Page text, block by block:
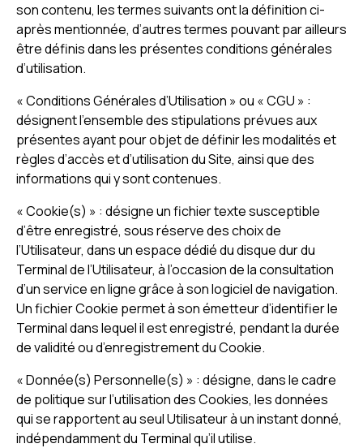
son contenu, les termes suivants ont la définition ci-
après mentionnée, d’autres termes pouvant par ailleurs
être définis dans les présentes conditions générales
d’utilisation.
« Conditions Générales d’Utilisation » ou « CGU » :
désignent l’ensemble des stipulations prévues aux
présentes ayant pour objet de définir les modalités et
règles d’accès et d’utilisation du Site, ainsi que des
informations qui y sont contenues.
« Cookie(s) » : désigne un fichier texte susceptible
d’être enregistré, sous réserve des choix de
l’Utilisateur, dans un espace dédié du disque dur du
Terminal de l’Utilisateur, à l’occasion de la consultation
d’un service en ligne grâce à son logiciel de navigation.
Un fichier Cookie permet à son émetteur d’identifier le
Terminal dans lequel il est enregistré, pendant la durée
de validité ou d’enregistrement du Cookie.
« Donnée(s) Personnelle(s) » : désigne, dans le cadre
de politique sur l’utilisation des Cookies, les données
qui se rapportent au seul Utilisateur à un instant donné,
indépendamment du Terminal qu’il utilise.